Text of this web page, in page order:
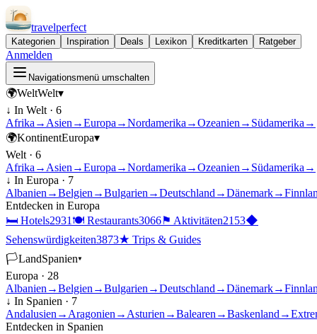
travelperfect
Kategorien Inspiration Deals Lexikon Kreditkarten Ratgeber
Anmelden
Navigationsmenü umschalten
🌍WeltWelt▾
↓ In Welt · 6
Afrika → Asien →Europa →Nordamerika →Ozeanien → Südamerika →
🌍KontinentEuropa▾
Welt · 6
Afrika → Asien →Europa →Nordamerika →Ozeanien → Südamerika →
↓ In Europa · 7
Albanien →Belgien →Bulgarien →Deutschland →Dänemark→
Entdecken in Europa
🛏 Hotels2931 🍽 Restaurants3066⚑ Aktivitäten2153◆
Sehenswürdigkeiten3873★ Trips & Guides
🏳LandSpanien▾
Europa · 28
Albanien →Belgien →Bulgarien →Deutschland →Dänemark→
↓ In Spanien · 7
Andalusien → Aragonien → Asturien →Balearen →Baskenland →
Entdecken in Spanien